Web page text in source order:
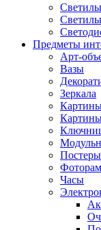
Предметы
Арт-
Вазы
Зеркала
Постеры
Часы